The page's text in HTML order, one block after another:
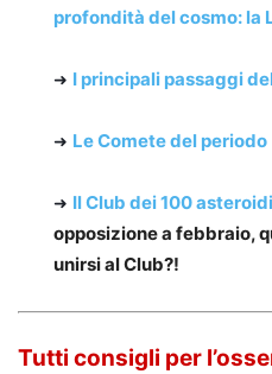
profondità del cosmo: la
➜ I principali passaggi
➜ Le Comete del periodo
➜ Il Club dei 100
opposizione a febbraio,
unirsi al Club?!
Tutti consigli per